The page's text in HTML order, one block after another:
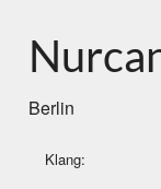
Berlin
Klang: